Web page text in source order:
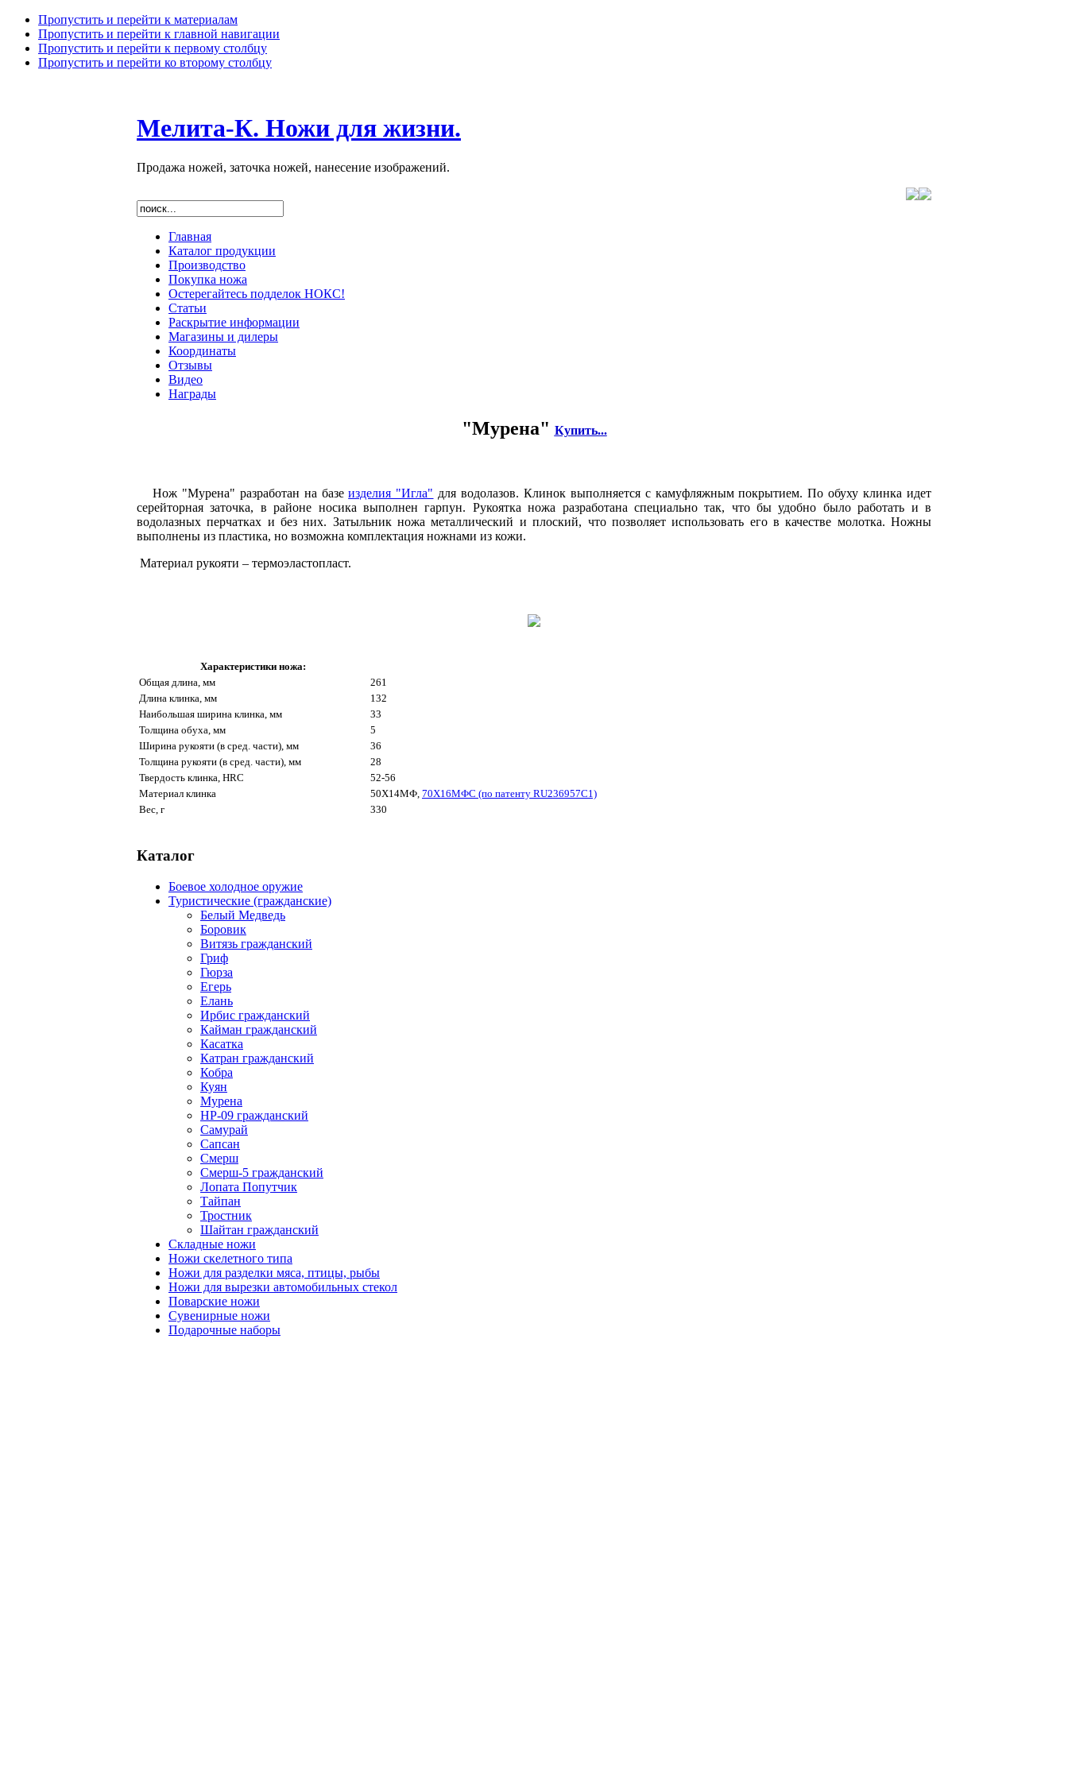
Пропустить и перейти к материалам
Пропустить и перейти к главной навигации
Пропустить и перейти к первому столбцу
Пропустить и перейти ко второму столбцу
Мелита-К. Ножи для жизни.
Продажа ножей, заточка ножей, нанесение изображений.
Главная
Каталог продукции
Производство
Покупка ножа
Остерегайтесь подделок НОКС!
Статьи
Раскрытие информации
Магазины и дилеры
Координаты
Отзывы
Видео
Награды
"Мурена" Купить...
Нож "Мурена" разработан на базеизделия "Игла" для водолазов. Клинок выполняется с камуфляжным покрытием. По обуху клинка идет
серейторная заточка, в районе носика выполнен гарпун. Рукоятка ножа разработана специально так, что бы удобно было работать и в
водолазных перчатках и без них. Затыльник ножа металлический и плоский, что позволяет использовать его в качестве молотка. Ножны
выполнены из пластика, но возможна комплектация ножнами из кожи.
Материал рукояти – термоэластопласт.
Характеристики ножа:
Общая длина, мм
261
Длина клинка, мм
132
Наибольшая ширина клинка, мм
33
Толщина обуха, мм
5
Ширина рукояти (в сред. части), мм
36
Толщина рукояти (в сред. части), мм
28
Твердость клинка, HRC
52-56
Материал клинка
50Х14МФ, 70Х16МФС (по патенту RU236957C1)
Вес, г
330
Каталог
Боевое холодное оружие
Туристические (гражданские)
Белый Медведь
Боровик
Витязь гражданский
Гриф
Гюрза
Егерь
Елань
Ирбис гражданский
Кайман гражданский
Касатка
Катран гражданский
Кобра
Куян
Мурена
НР-09 гражданский
Самурай
Сапсан
Смерш
Смерш-5 гражданский
Лопата Попутчик
Тайпан
Тростник
Шайтан гражданский
Складные ножи
Ножи скелетного типа
Ножи для разделки мяса, птицы, рыбы
Ножи для вырезки автомобильных стекол
Поварские ножи
Сувенирные ножи
Подарочные наборы